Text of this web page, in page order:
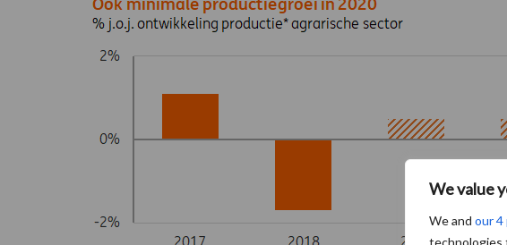
We value
We and our 4
technologies